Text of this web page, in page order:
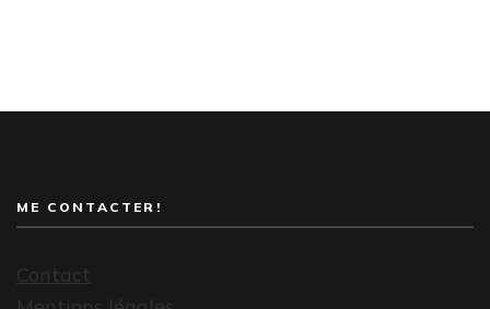
ME CONTACTER!
Contact